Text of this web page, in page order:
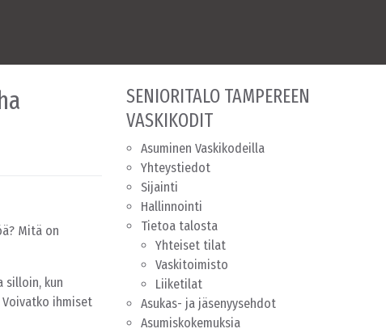
Mitä on
silloin, kun
ihmiset
SENIORITALO TAMPEREEN
VASKIKODIT
Asuminen Vaskikodeilla
Yhteystiedot
Sijainti
Hallinnointi
Tietoa talosta
Yhteiset tilat
Vaskitoimisto
Liiketilat
Asukas- ja jäsenyysehdot
Asumiskokemuksia